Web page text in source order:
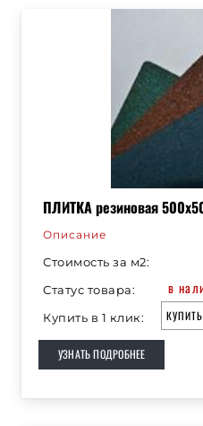
ПЛИТКА резиновая
Описание
Стоимость за м2:
Статус товара:
в
Купить в 1 клик: КУПИТЬ
УЗНАТЬ ПОДРОБНЕЕ